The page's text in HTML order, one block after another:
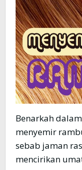
Benarkah
menyemir
sebab jaman
mencirikan